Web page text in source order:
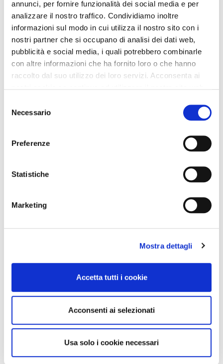
annunci, per fornire funzionalità dei social media e per
analizzare il nostro traffico. Condividiamo inoltre
informazioni sul modo in cui utilizza il nostro sito con i
nostri partner che si occupano di analisi dei dati web,
pubblicità e social media, i quali potrebbero combinarle
con altre informazioni che ha fornito loro o che hanno
raccolto dal suo utilizzo dei loro servizi. Acconsenta ai
delNecessario
Preferenze
Statistiche
Marketing
Mostra dettagli
Accetta tutti i cookie
Acconsenti ai selezionati
Usa solo i cookie necessari
119,00 €
-50%
59,50 €
125,00 €
-40%
75,00 €